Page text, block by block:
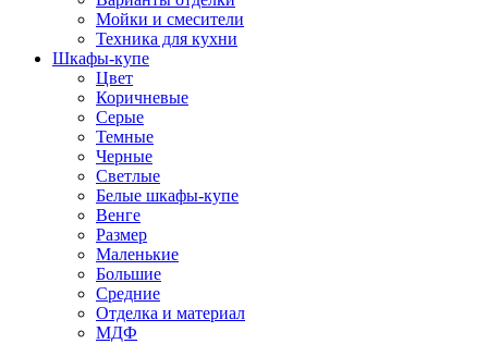
Мойки и смесители
Техника для кухни
Шкафы-купе
Цвет
Коричневые
Серые
Темные
Черные
Светлые
Белые шкафы-купе
Венге
Размер
Маленькие
Большие
Средние
Отделка и материал
МДФ